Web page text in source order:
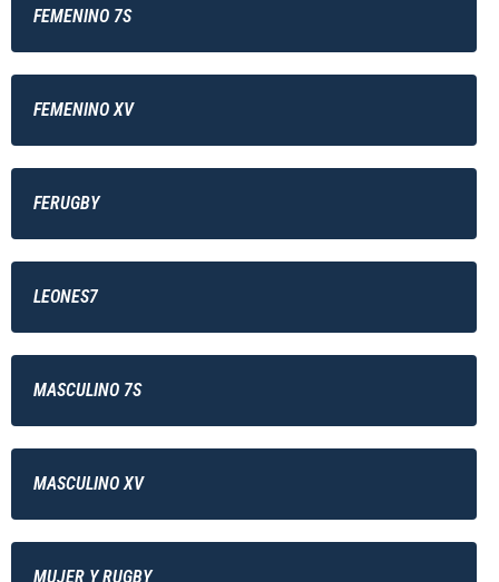
FEMENINO 7S
FEMENINO XV
FERUGBY
LEONES7
MASCULINO 7S
MASCULINO XV
MUJER Y RUGBY